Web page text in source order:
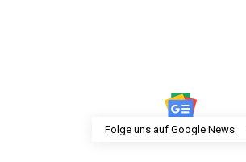
Folge uns auf Google News